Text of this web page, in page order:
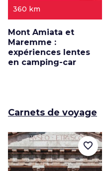
360 km
Mont Amiata et
Maremme :
expériences lentes
en camping-car
Carnets de voyage
favorite_border